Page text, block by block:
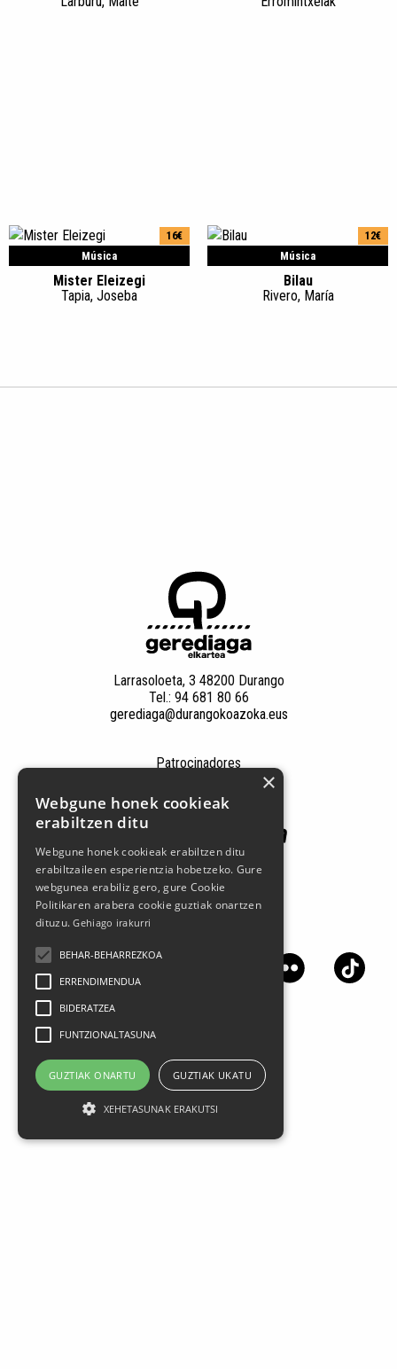
Música
16€
Mister Eleizegi
Tapia, Joseba
Música
12€
Bilau
Rivero, María
Larrasoloeta, 3 48200 Durango
Tel.: 94 681 80 66
gerediaga@durangokoazoka.eus
Patrocinadores
Síguenos en las redes sociales
×
Webgune honek cookieak
erabiltzen ditu
Webgune honek cookieak erabiltzen ditu
erabiltzaileen esperientzia hobetzeko. Gure
webgunea erabiliz gero, gure Cookie
Politikaren arabera cookie guztiak onartzen
dituzu.Gehiago irakurri
BEHAR-BEHARREZKOA
ERRENDIMENDUA
BIDERATZEA
FUNTZIONALTASUNA
GUZTIAK ONARTU GUZTIAK UKATU
XEHETASUNAK ERAKUTSI